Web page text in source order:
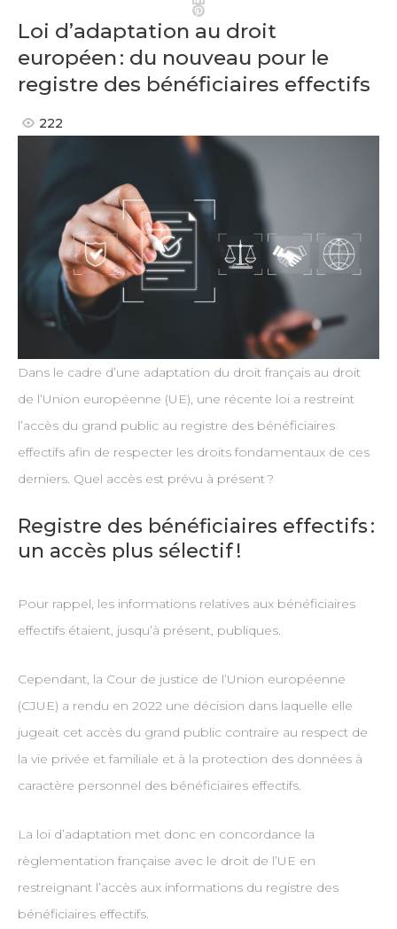
Pinterest
Loi d’adaptation au droit
européen : du nouveau pour le
registre des bénéficiaires effectifs
222
Dans le cadre d’une adaptation du droit français au droit
de l’Union européenne (UE), une récente loi a restreint
l’accès du grand public au registre des bénéficiaires
effectifs afin de respecter les droits fondamentaux de ces
derniers. Quel accès est prévu à présent ?
Registre des bénéficiaires effectifs :
un accès plus sélectif !
Pour rappel, les informations relatives aux bénéficiaires
effectifs étaient, jusqu’à présent, publiques.
Cependant, la Cour de justice de l’Union européenne
(CJUE) a rendu en 2022 une décision dans laquelle elle
jugeait cet accès du grand public contraire au respect de
la vie privée et familiale et à la protection des données à
caractère personnel des bénéficiaires effectifs.
La loi d’adaptation met donc en concordance la
règlementation française avec le droit de l’UE en
restreignant l’accès aux informations du registre des
bénéficiaires effectifs.